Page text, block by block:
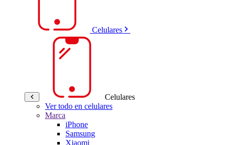
Celulares
Celulares
Ver todo en celulares
Marca
iPhone
Samsung
Xiaomi